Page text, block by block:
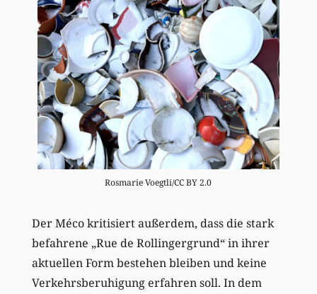
Rosmarie Voegtli/CC BY 2.0
Der Méco kritisiert außerdem, dass die stark
befahrene „Rue de Rollingergrund“ in ihrer
aktuellen Form bestehen bleiben und keine
Verkehrsberuhigung erfahren soll. In dem